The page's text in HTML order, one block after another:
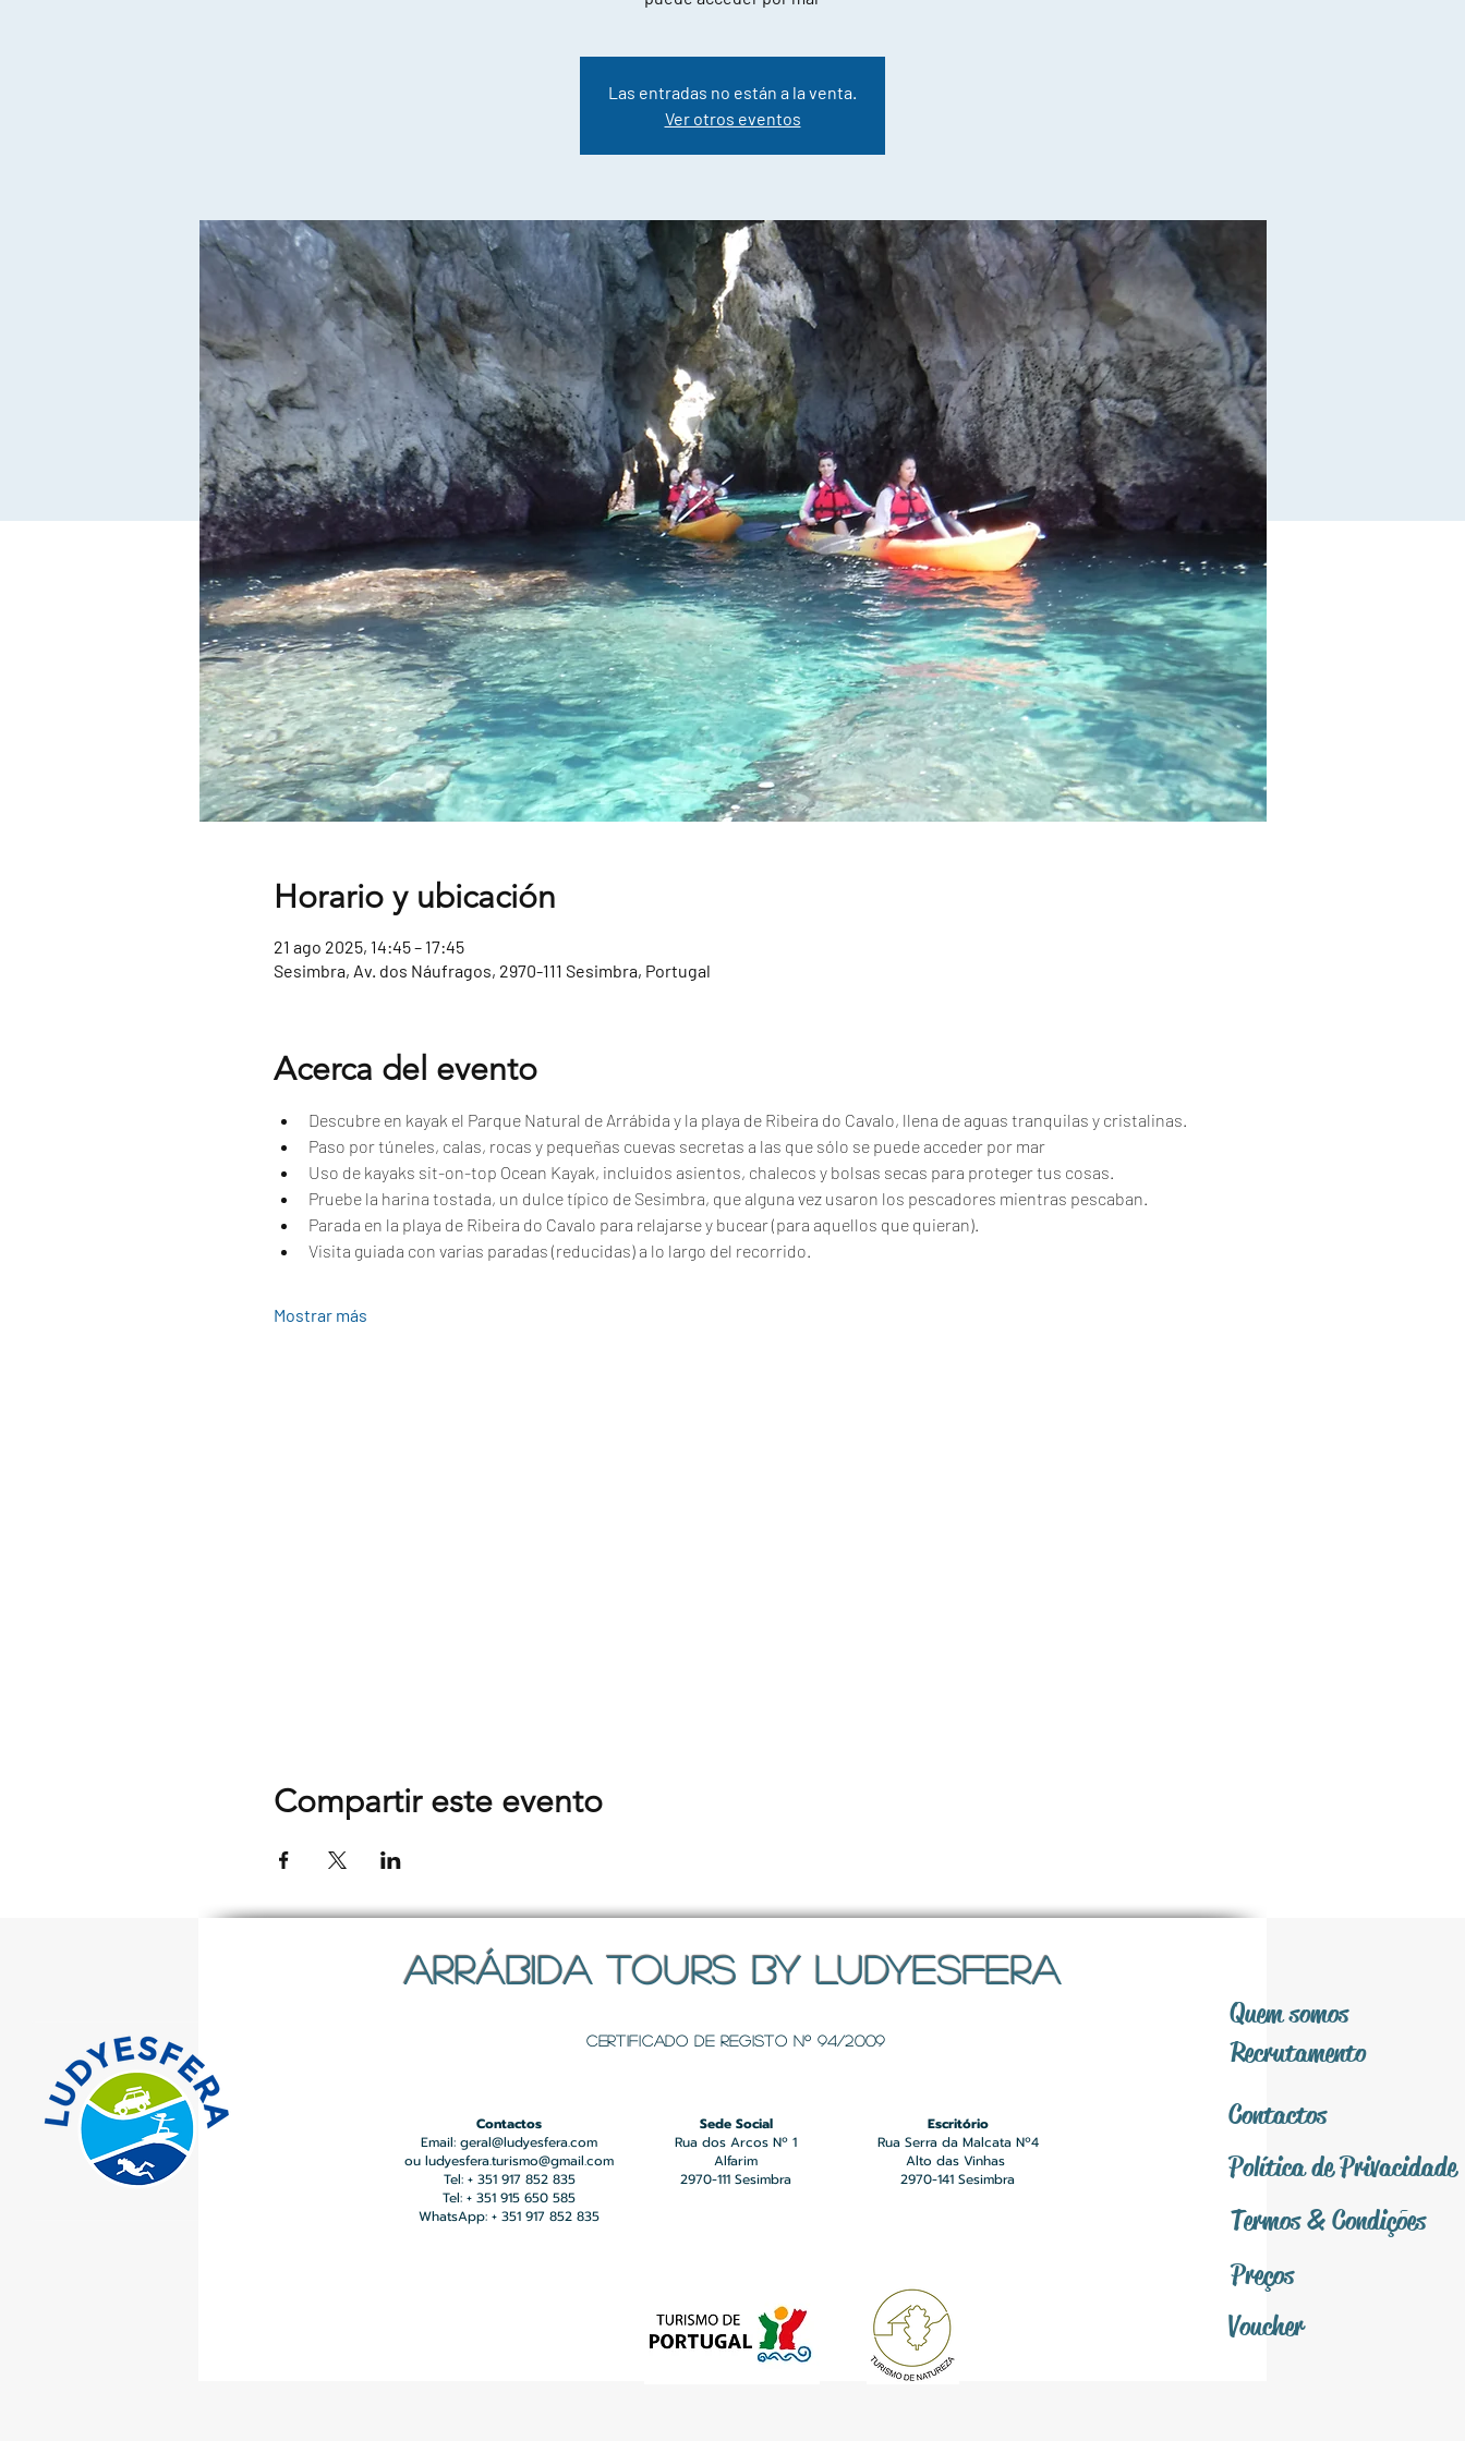
Las entradas no están a la venta.
Ver otros eventos
Horario y ubicación
21 ago 2025, 14:45 – 17:45
Sesimbra, Av. dos Náufragos, 2970-111 Sesimbra, Portugal
Acerca del evento
Descubre en kayak el Parque Natural de Arrábida y la playa de Ribeira do Cavalo, llena de aguas tranquilas y cristalinas.
Paso por túneles, calas, rocas y pequeñas cuevas secretas a las que sólo se puede acceder por mar
Uso de kayaks sit-on-top Ocean Kayak, incluidos asientos, chalecos y bolsas secas para proteger tus cosas.
Pruebe la harina tostada, un dulce típico de Sesimbra, que alguna vez usaron los pescadores mientras pescaban.
Parada en la playa de Ribeira do Cavalo para relajarse y bucear (para aquellos que quieran).
Visita guiada con varias paradas (reducidas) a lo largo del recorrido.
Mostrar más
Compartir este evento
ARRÁBIDA TOURS BY LUDYESFERA
Certificado de registo Nº 94/2009
Quem somos
Recrutamento
Contactos
Contactos
Email: geral@ludyesfera.com
ou ludyesfera.turismo@gmail.com
Tel: + 351 917 852 835
Tel: + 351 915 650 585
WhatsApp: + 351 917 852 835
Sede Social
Rua dos Arcos Nº 1
Alfarim
2970-111 Sesimbra
Escritório
Rua Serra da Malcata Nº4
Alto das Vinhas
2970-141 Sesimbra
Políticade Privacidade
Termos &Condições
Preços
Voucher